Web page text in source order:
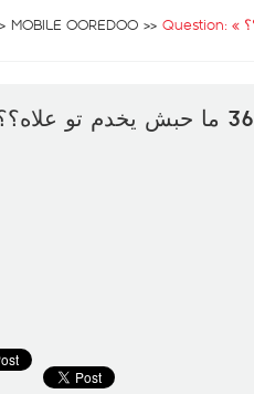
MOBILE OOREDOO Question: «